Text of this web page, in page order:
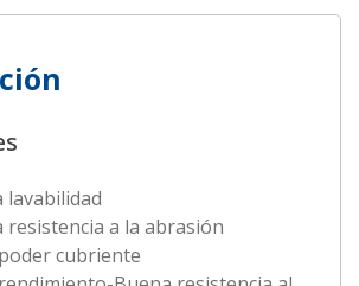
lavabilidad
resistencia a la abrasión
cubriente